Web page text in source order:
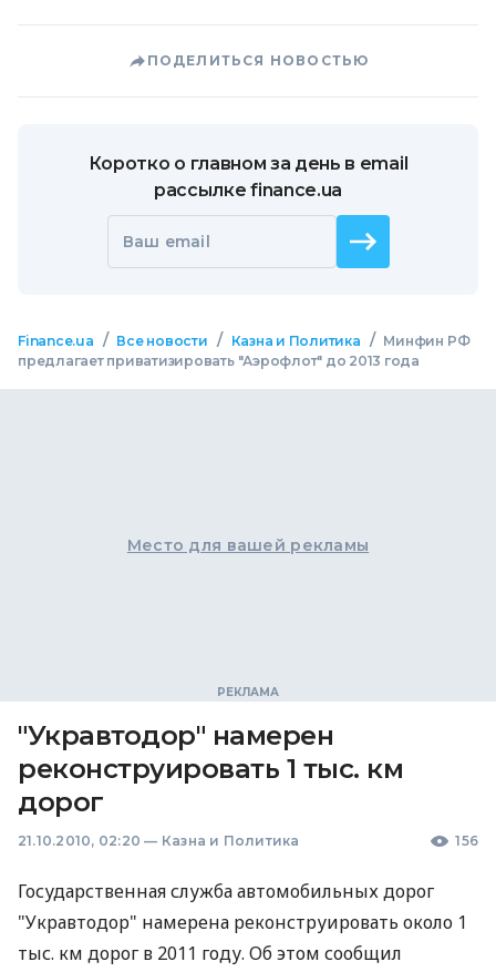
ПОДЕЛИТЬСЯ НОВОСТЬЮ
Коротко о главном за день в email
рассылке finance.ua
Ваш email
Finance.ua / Все новости / Казна и Политика / Минфин РФ
предлагает приватизировать "Аэрофлот" до 2013 года
Место для вашей рекламы
"Укравтодор" намерен
реконструировать 1 тыс. км
дорог
21.10.2010, 02:20 — Казна и Политика 156
Государственная служба автомобильных дорог
"Укравтодор" намерена реконструировать около 1
тыс. км дорог в 2011 году. Об этом сообщил